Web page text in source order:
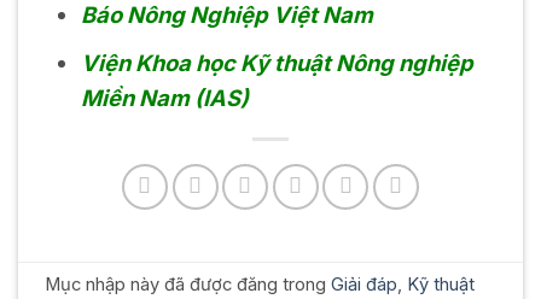
Báo Nông Nghiệp Việt Nam
Viện Khoa học Kỹ thuật Nông nghiệp
Miền Nam (IAS)
Mục nhập này đã được đăng trongGiải đáp, Kỹ thuật